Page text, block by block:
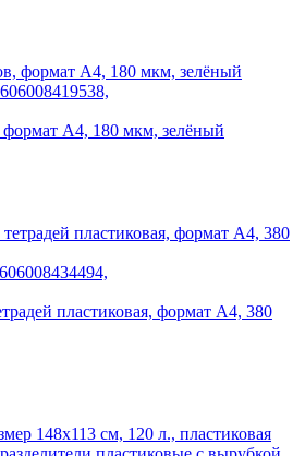
А4, 180 мкм, зелёный
пластиковая, формат А4, 380